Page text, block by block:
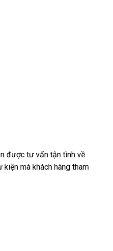
được tư vấn tận tình về
mà khách hàng tham